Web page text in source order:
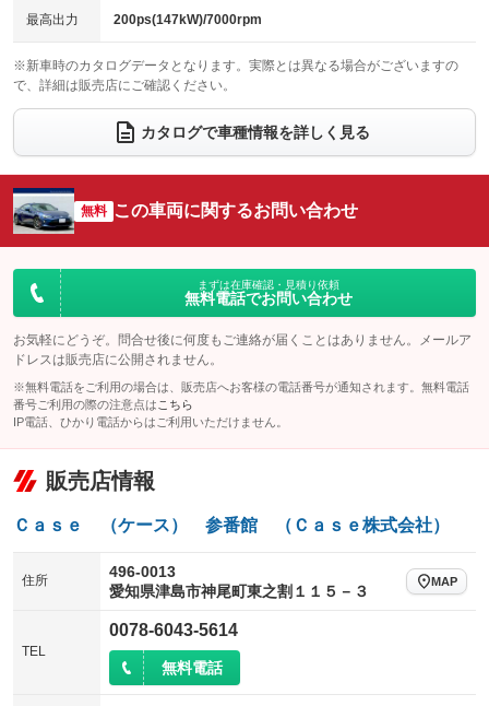
チップアップシート
：装備なし
：装備なし ：装備あり
ウォークスルー
：装備なし
電動リアゲート フロントカメラ
：装備なし
：装備なし ：装備なし
サイドカメラ
：装備なし ルーフレール
：装備なし
：装備なし
：装備なし
最高出力 200ps(147kW)/7000rpm
※新車時のカタログデータとなります。実際とは異なる場合がございますの
で、詳細は販売店にご確認ください。
カタログで車種情報を詳しく見る
無料 この車両に関するお問い合わせ
まずは在庫確認・見積り依頼
無料電話でお問い合わせ
お気軽にどうぞ。問合せ後に何度もご連絡が届くことはありません。メールア
ドレスは販売店に公開されません。
※無料電話をご利用の場合は、販売店へお客様の電話番号が通知されます。無料電話
番号ご利用の際の注意点は こちら
IP電話、ひかり電話からはご利用いただけません。
販売店情報
Ｃａｓｅ （ケース） 参番館 （Ｃａｓｅ株式会社）
住所
496-0013
愛知県津島市神尾町東之割１１５－３
MAP
TEL
0078-6043-5614
無料電話